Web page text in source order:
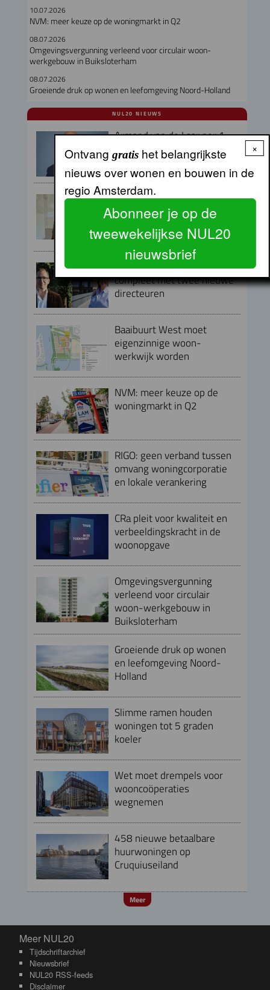
10.07.2026
NVM: meer keuze op de woningmarkt in Q2
08.07.2026
Omgevingsvergunning verleend voor circulair woon-
werkgebouw in Buiksloterham
08.07.2026
Groeiende druk op wonen en leefomgeving Noord-Holland
NUL20 NIEUWS
Armand van de Laar per 1
september aangesteld als
secretaris-directeur MRA
Peter Kranenburg nieuwe
directeur Financiën en
Bedrijfsvoering bij Lieven de
Key
Directieteam Eigen Haard
compleet met twee nieuwe
directeuren
Baaibuurt West moet
eigenzinnige woon-
werkwijk worden
NVM: meer keuze op de
woningmarkt in Q2
RIGO: geen verband tussen
omvang woningcorporatie
en lokale verankering
CRa pleit voor kwaliteit en
verbeeldingskracht in de
woonopgave
Omgevingsvergunning
verleend voor circulair
woon-werkgebouw in
Buiksloterham
Groeiende druk op wonen
en leefomgeving Noord-
Holland
Slimme ramen houden
woningen tot 5 graden
koeler
Wet moet drempels voor
wooncoöperaties
wegnemen
458 nieuwe betaalbare
huurwoningen op
Cruquiuseiland
Meer
Meer NUL20
Meer NUL20
Tijdschriftarchief
Nieuwsbrief
NUL20 RSS-feeds
Disclaimer
×
Ontvang gratishet belangrijkste
nieuws over wonen en bouwen in de
regio Amsterdam.
Abonneer je op de
tweewekelijkse NUL20
nieuwsbrief